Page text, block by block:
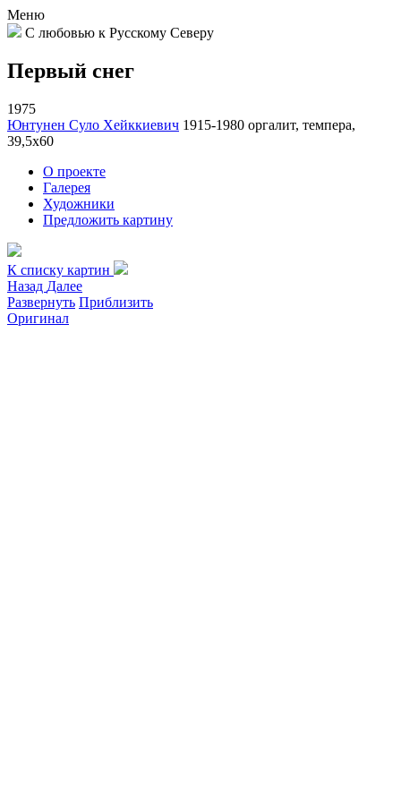
Меню
С любовью к Русскому Северу
Первый снег
1975
Юнтунен Суло Хейккиевич 1915-1980 оргалит, темпера,
39,5х60
О проекте
Галерея
Художники
Предложить картину
К списку картин
Назад Далее
Развернуть Приблизить
Оригинал